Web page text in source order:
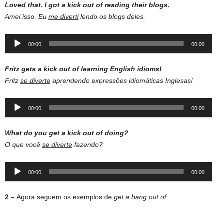
Loved that. I got a kick out ofreading their blogs.
Amei isso. Eu me divertilendo os blogs deles.
Audio
00:00 00:00
Fritz gets a kick out oflearning English idioms!
Fritz se diverte aprendendo expressões idiomáticas Inglesas!
Audio
00:00 00:00
What do you get a kick out ofdoing?
O que você se diverte fazendo?
Audio
00:00 00:00
2 – Agora seguem os exemplos de get a bang out of: